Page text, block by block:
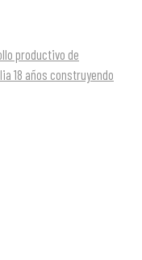
productivo de
18 años construyendo